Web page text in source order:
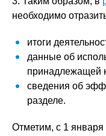
необходимо
итоги
данные об
принадлежащей
сведения об
разделе.
Отметим, с 1